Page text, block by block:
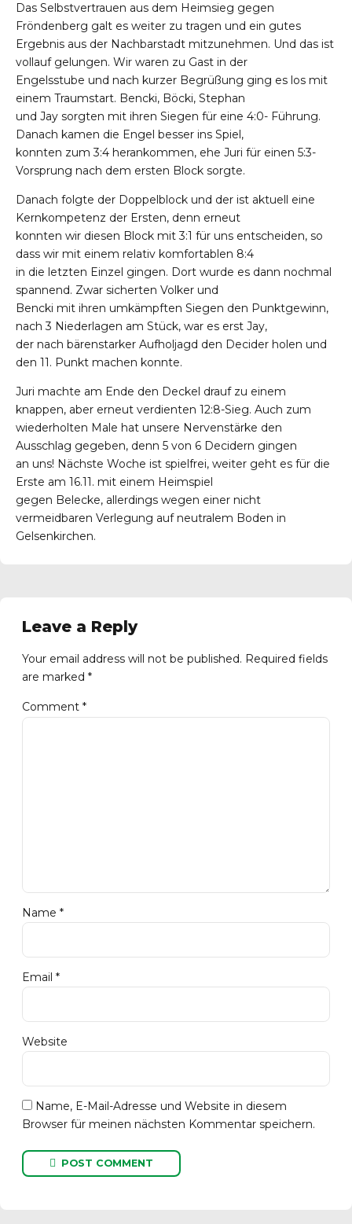
Das Selbstvertrauen aus dem Heimsieg gegen
Fröndenberg galt es weiter zu tragen und ein gutes
Ergebnis aus der Nachbarstadt mitzunehmen. Und das ist
vollauf gelungen. Wir waren zu Gast in der
Engelsstube und nach kurzer Begrüßung ging es los mit
einem Traumstart. Bencki, Böcki, Stephan
und Jay sorgten mit ihren Siegen für eine 4:0- Führung.
Danach kamen die Engel besser ins Spiel,
konnten zum 3:4 herankommen, ehe Juri für einen 5:3-
Vorsprung nach dem ersten Block sorgte.
Danach folgte der Doppelblock und der ist aktuell eine
Kernkompetenz der Ersten, denn erneut
konnten wir diesen Block mit 3:1 für uns entscheiden, so
dass wir mit einem relativ komfortablen 8:4
in die letzten Einzel gingen. Dort wurde es dann nochmal
spannend. Zwar sicherten Volker und
Bencki mit ihren umkämpften Siegen den Punktgewinn,
nach 3 Niederlagen am Stück, war es erst Jay,
der nach bärenstarker Aufholjagd den Decider holen und
den 11. Punkt machen konnte.
Juri machte am Ende den Deckel drauf zu einem
knappen, aber erneut verdienten 12:8-Sieg. Auch zum
wiederholten Male hat unsere Nervenstärke den
Ausschlag gegeben, denn 5 von 6 Decidern gingen
an uns! Nächste Woche ist spielfrei, weiter geht es für die
Erste am 16.11. mit einem Heimspiel
gegen Belecke, allerdings wegen einer nicht
vermeidbaren Verlegung auf neutralem Boden in
Gelsenkirchen.
Leave a Reply
Your email address will not be published. Required fields
are marked *
Comment *
Name *
Email *
Website
Name, E-Mail-Adresse und Website in diesem
Browser für meinen nächsten Kommentar speichern.
POST COMMENT